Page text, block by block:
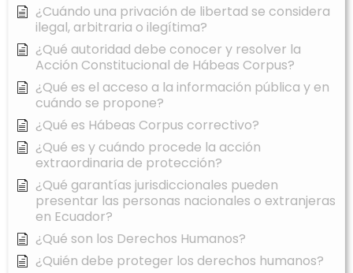
¿Cuándo una privación de libertad se considera
ilegal, arbitraria o ilegítima?
¿Qué autoridad debe conocer y resolver la
Acción Constitucional de Hábeas Corpus?
¿Qué es el acceso a la información pública y en
cuándo se propone?
¿Qué es Hábeas Corpus correctivo?
¿Qué es y cuándo procede la acción
extraordinaria de protección?
¿Qué garantías jurisdiccionales pueden
presentar las personas nacionales o extranjeras
en Ecuador?
¿Qué son los Derechos Humanos?
¿Quién debe proteger los derechos humanos?